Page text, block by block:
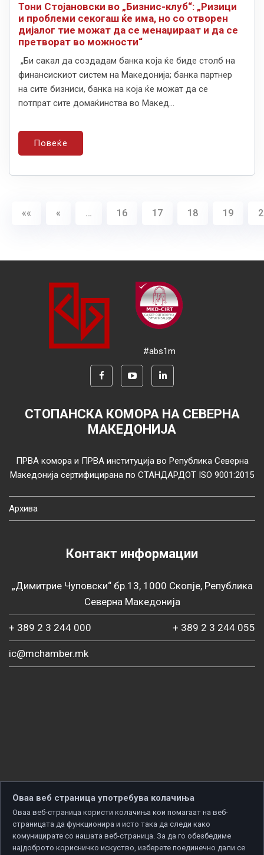
Тони Стојановски во „Бизнис-клуб“: „Ризици
и проблеми секогаш ќе има, но со отворен
дијалог тие можат да се менаџираат и да се
претворат во можности“
„Би сакал да создадам банка која ќе биде столб на
финансискиот систем на Македонија; банка партнер
на сите бизниси, банка на која ќе можат да се
потпрат сите домаќинства во Макед...
Повеќе
«« « … 16 17 18 19
#abs1m
СТОПАНСКА КОМОРА НА СЕВЕРНА
МАКЕДОНИЈА
ПРВА комора и ПРВА институција во Република Северна
Македонија сертифицирана по СТАНДАРДОТ ISO 9001:2015
Архива
Контакт информации
„Димитрие Чуповски“ бр.13, 1000 Скопје, Република
Северна Македонија
+ 389 2 3 244 000 + 389 2 3 244 055
ic@mchamber.mk
Оваа веб страница употребува колачиња
Оваа веб-страница користи колачиња кои помагаат на веб-
страницата да функционира и исто така да следи како
комуницирате со нашата веб-страница. За да го обезбедиме
најдоброто корисничко искуство, изберете поединечно дали се